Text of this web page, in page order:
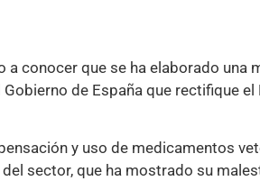
a conocer que se ha elaborado una
de España que rectifique el
y uso de medicamentos
sector, que ha mostrado su